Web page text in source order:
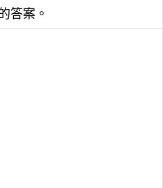
答案。